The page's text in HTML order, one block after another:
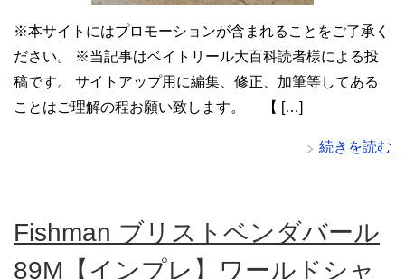
※本サイトにはプロモーションが含まれることをご了承く
ださい。 ※当記事はベイトリール大百科読者様による投
稿です。 サイトアップ用に編集、修正、加筆等してある
ことはご理解の程お願い致します。 【 […]
続きを読む
Fishman ブリストベンダバール
89M【インプレ】ワールドシャ